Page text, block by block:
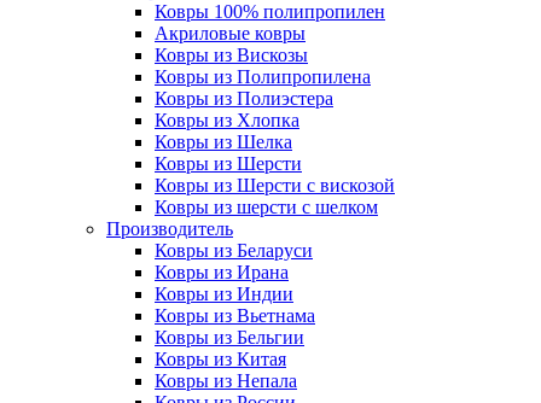
Ковры 100% полипропилен
Акриловые ковры
Ковры из Вискозы
Ковры из Полипропилена
Ковры из Полиэстера
Ковры из Хлопка
Ковры из Шелка
Ковры из Шерсти
Ковры из Шерсти с вискозой
Ковры из шерсти с шелком
Производитель
Ковры из Беларуси
Ковры из Ирана
Ковры из Индии
Ковры из Вьетнама
Ковры из Бельгии
Ковры из Китая
Ковры из Непала